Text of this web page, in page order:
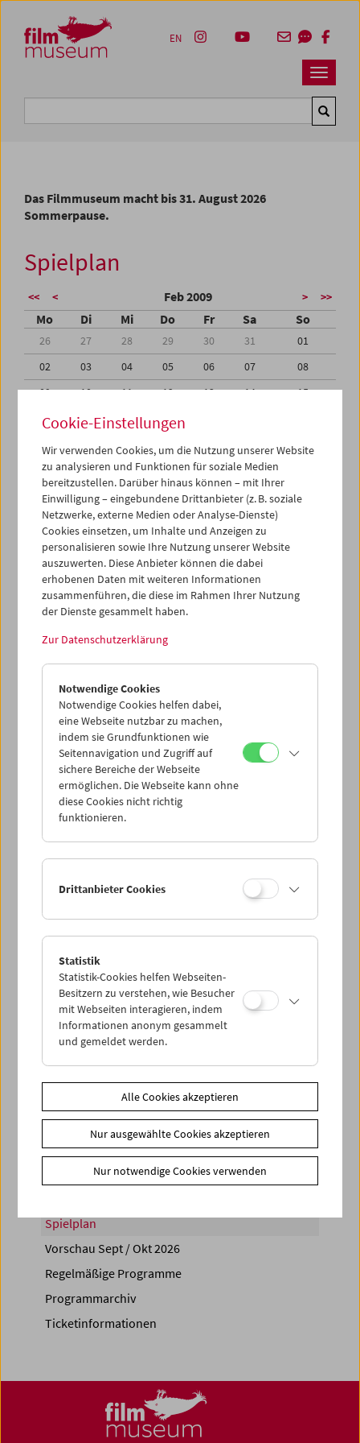
Zum Inhalt
Zum Hauptmenü
Zur Servicenavigation
Zum Suche
Navbar
EN
Das Filmmuseum macht bis 31. August 2026
Sommerpause.
Spielplan
<< < Feb 2009 > >>
Mo Di Mi Do Fr Sa So
26 27 28 29 30 31
01
02
03 04 05 06 07
08
09
10 11 12 13 14
15
16
17 18 19
23
25 27
01
02
03 04 05 06 07
iCalender
Programmheft-PDF
English language or subtitles
< Vorherige Woche
Mo 16.2.
Di 17.2.
Mi 18.2.
Do 19.2.
Sa 21.2.
PROGRAMM ÜBERBLICK
Share on
Spielplan
Vorschau Sept / Okt 2026
Regelmäßige Programme
Programmarchiv
Ticketinformationen
Cookie-Einstellungen
Wir verwenden Cookies, um die Nutzung unserer Website
zu analysieren und Funktionen für soziale Medien
bereitzustellen. Darüber hinaus können – mit Ihrer
Einwilligung – eingebundene Drittanbieter (z. B. soziale
Netzwerke, externe Medien oder Analyse-Dienste)
Cookies einsetzen, um Inhalte und Anzeigen zu
personalisieren sowie Ihre Nutzung unserer Website
auszuwerten. Diese Anbieter können die dabei
erhobenen Daten mit weiteren Informationen
zusammenführen, die diese im Rahmen Ihrer Nutzung
der Dienste gesammelt haben.
Zur Datenschutzerklärung
Notwendige Cookies
Notwendige Cookies helfen dabei,
eine Webseite nutzbar zu machen,
indem sie Grundfunktionen wie
Seitennavigation und Zugriff auf
sichere Bereiche der Webseite
ermöglichen. Die Webseite kann ohne
diese Cookies nicht richtig
funktionieren.
Drittanbieter Cookies
Statistik
Statistik-Cookies helfen Webseiten-
Besitzern zu verstehen, wie Besucher
mit Webseiten interagieren, indem
Informationen anonym gesammelt
und gemeldet werden.
Alle Cookies akzeptieren
Nur ausgewählte Cookies akzeptieren
Nur notwendige Cookies verwenden